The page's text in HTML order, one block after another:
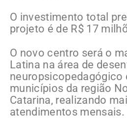
O investimento total
projeto é de R$ 17
O novo centro será o
Latina na área de
neuropsicopedagógico
municípios da região
Catarina, realizando
atendimentos mensais.